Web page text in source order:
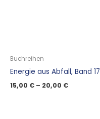
Buchreihen
Energie aus Abfall, Band 17
15,00 € – 20,00 €